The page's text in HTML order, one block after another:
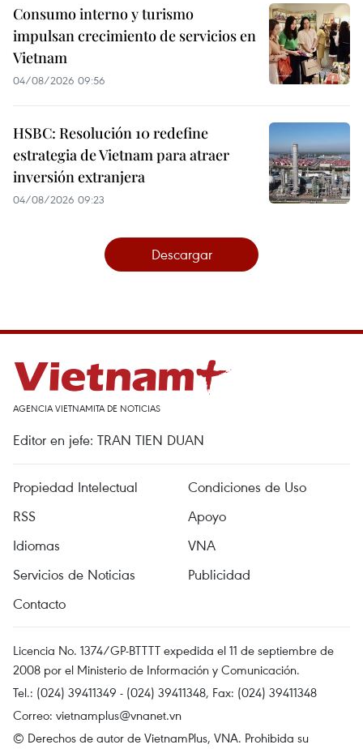
Consumo interno y turismo
impulsan crecimiento de servicios en
Vietnam
04/08/2026 09:56
HSBC: Resolución 10 redefine
estrategia de Vietnam para atraer
inversión extranjera
04/08/2026 09:23
Descargar
AGENCIA VIETNAMITA DE NOTICIAS
Editor en jefe: TRAN TIEN DUAN
Propiedad Intelectual
Condiciones de Uso
RSS
Apoyo
Idiomas
VNA
Servicios de Noticias
Publicidad
Contacto
Licencia No. 1374/GP-BTTTT expedida el 11 de septiembre de
2008 por el Ministerio de Información y Comunicación.
Tel.: (024) 39411349 - (024) 39411348, Fax: (024) 39411348
Correo: vietnamplus@vnanet.vn
© Derechos de autor de VietnamPlus, VNA. Prohibida su